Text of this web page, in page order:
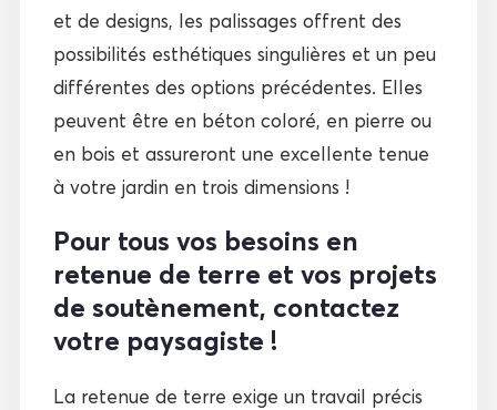
et de designs, les palissages offrent des
possibilités esthétiques singulières et un peu
différentes des options précédentes. Elles
peuvent être en béton coloré, en pierre ou
en bois et assureront une excellente tenue
à votre jardin en trois dimensions !
Pour tous vos besoins en
retenue de terre et vos projets
de soutènement, contactez
votre paysagiste !
La retenue de terre exige un travail précis